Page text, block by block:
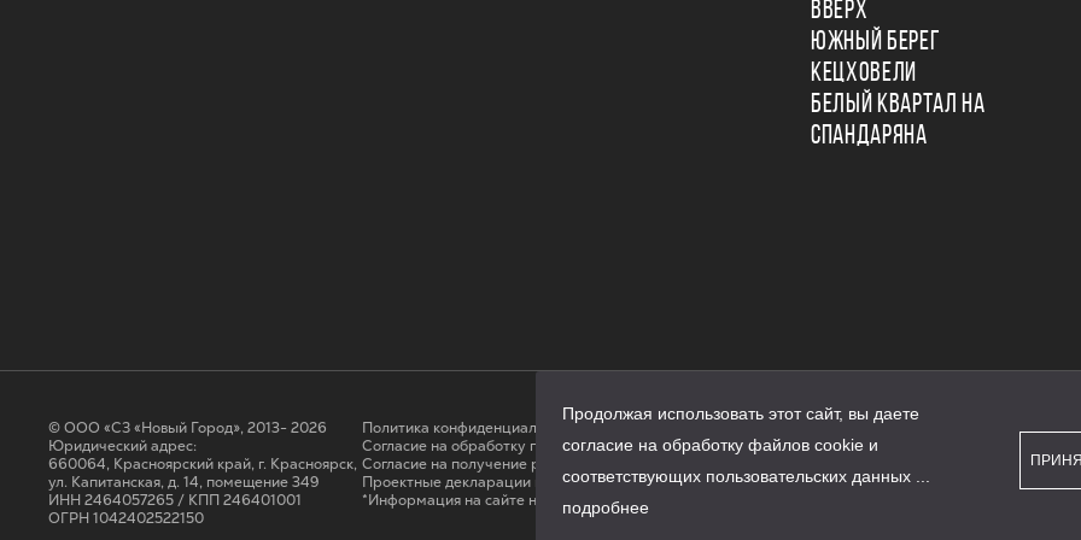
ВВЕРХ
ЮЖНЫЙ БЕРЕГ
КЕЦХОВЕЛИ
БЕЛЫЙ КВАРТАЛ НА
СПАНДАРЯНА
© ООО «СЗ «Новый Город», 2013- 2026
Юридический адрес:
660064, Красноярский край, г. Красноярск,
ул. Капитанская, д. 14, помещение 349
ИНН 2464057265 / КПП 246401001
ОГРН 1042402522150
Политика конфиденциальности
Согласие на обработку персональных данных
Cогласие на получение рассылки
Проектные декларации на сайте наш.дом.рф
*Информация на сайте не является публичной офертой
Продолжая использовать этот сайт, вы даете
согласие на обработку файлов cookie и
соответствующих пользовательских данных
подробнее